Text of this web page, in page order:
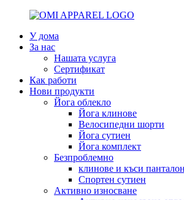
У дома
За нас
Нашата услуга
Сертификат
Как работи
Нови продукти
Йога облекло
Йога клинове
Велосипедни шорти
Йога сутиен
Йога комплект
Безпроблемно
клинове и къси
Спортен сутиен
Активно износване